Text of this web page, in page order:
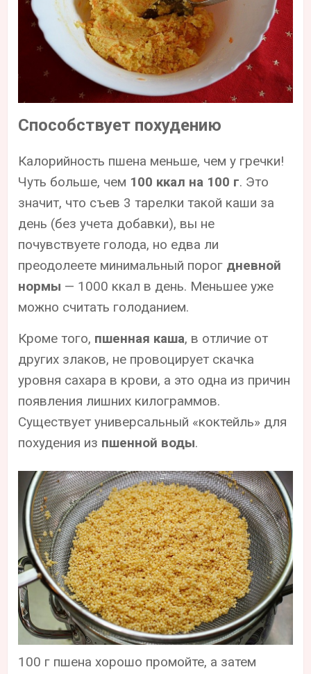
Способствует похудению
Калорийность пшена меньше, чем у гречки!
Чуть больше, чем 100 ккал на 100 г. Это
значит, что съев 3 тарелки такой каши за
день (без учета добавки), вы не
почувствуете голода, но едва ли
преодолеете минимальный порог дневной
нормы — 1000 ккал в день. Меньшее уже
можно считать голоданием.
Кроме того, пшенная каша, в отличие от
других злаков, не провоцирует скачка
уровня сахара в крови, а это одна из причин
появления лишних килограммов.
Существует универсальный «коктейль» для
похудения из пшенной воды.
100 г пшена хорошо промойте, а затем